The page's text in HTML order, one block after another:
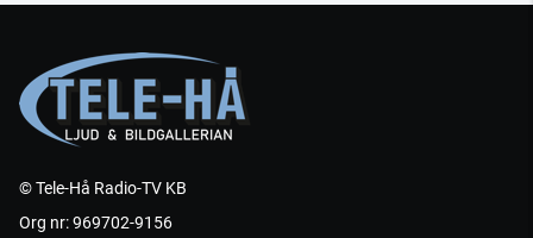
© Tele-Hå Radio-TV KB
Org nr: 969702-9156